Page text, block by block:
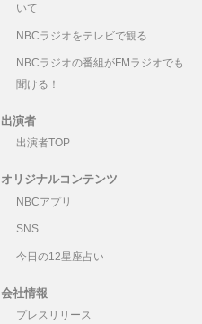
いて
NBCラジオをテレビで観る
NBCラジオの番組がFMラジオでも
聞ける！
出演者
出演者TOP
オリジナルコンテンツ
NBCアプリ
SNS
今日の12星座占い
会社情報
プレスリリース